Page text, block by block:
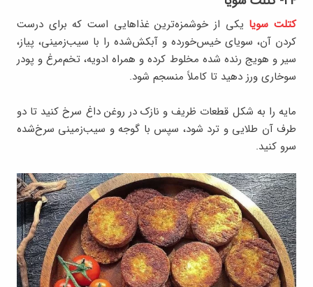
کتلت سویا یکی از خوشمزه‌ترین غذاهایی است که برای درست
کردن آن، سویای خیس‌خورده و آبکش‌شده را با سیب‌زمینی، پیاز،
سیر و هویج رنده شده مخلوط کرده و همراه ادویه، تخم‌مرغ و پودر
سوخاری ورز دهید تا کاملاً منسجم شود.
مایه را به شکل قطعات ظریف و نازک در روغن داغ سرخ کنید تا دو
طرف آن طلایی و ترد شود، سپس با گوجه و سیب‌زمینی سرخ‌شده
سرو کنید.